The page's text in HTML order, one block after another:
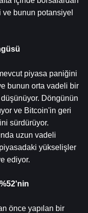
bunun potansiyel
piyasa paniğini
bunun orta vadeli bir
Döngünün
ve Bitcoin'in geri
sürdürüyor.
uzun vadeli
yükselişler
ediyor.
önce yapılan bir